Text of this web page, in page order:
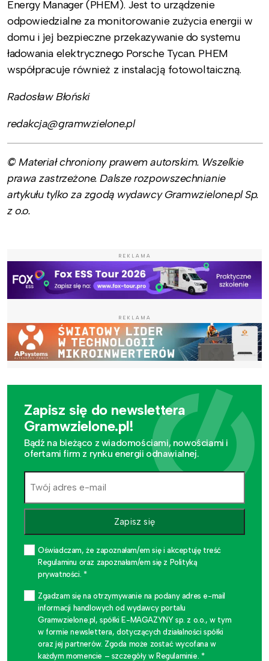
Energy Manager (PHEM). Jest to urządzenie
odpowiedzialne za monitorowanie zużycia energii w
domu i jej bezpieczne przekazywanie do systemu
ładowania elektrycznego Porsche Tycan. PHEM
współpracuje również z instalacją fotowoltaiczną.
Radosław Błoński
redakcja@gramwzielone.pl
© Materiał chroniony prawem autorskim. Wszelkie
prawa zastrzeżone. Dalsze rozpowszechnianie
artykułu tylko za zgodą wydawcy Gramwzielone.pl Sp.
z o.o.
REKLAMA
REKLAMA
Zapisz się do newslettera
Gramwzielone.pl!
Bądź na bieżąco z wiadomościami, nowościami i
ofertami firm z rynku energii odnawialnej.
Zapisz się
Oświadczam, że zapoznałam/em się i akceptuję treść
Regulaminu oraz zapoznałam/em się z Polityką
prywatności. *
Zgadzam się na otrzymywanie na podany adres e-mail
informacji handlowych od wydawcy portalu
Gramwzielone.pl, spółki E-MAGAZYNY sp. z o.o., w tym
w formie newslettera, dotyczących działalności spółki
oraz jej partnerów. Zgoda może zostać wycofana w
każdym momencie – szczegóły w Regulaminie. *